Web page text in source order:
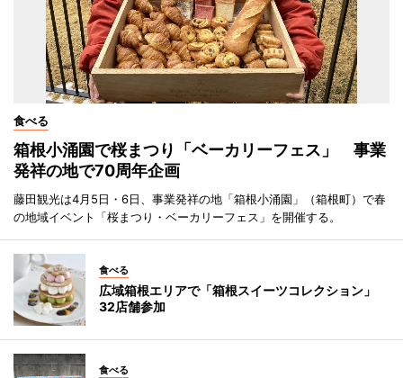
食べる
箱根小涌園で桜まつり「ベーカリーフェス」 事業
発祥の地で70周年企画
藤田観光は4月5日・6日、事業発祥の地「箱根小涌園」（箱根町）で春
の地域イベント「桜まつり・ベーカリーフェス」を開催する。
食べる
広域箱根エリアで「箱根スイーツコレクション」
32店舗参加
食べる